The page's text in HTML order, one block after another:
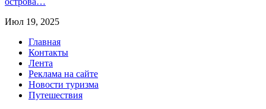
Июл 19, 2025
Главная
Контакты
Лента
Реклама на сайте
Новости туризма
Путешествия